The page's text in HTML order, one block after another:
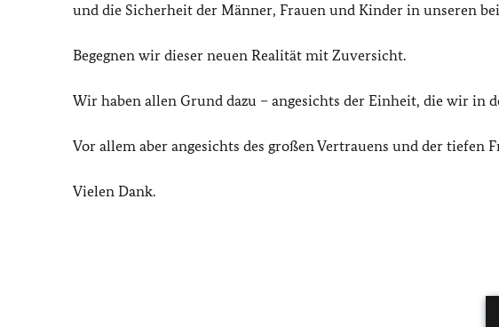
und die Sicherheit der Männer, Frauen und Kinder in unseren
Begegnen wir dieser neuen Realität mit Zuversicht.
Wir haben allen Grund dazu – angesichts der Einheit, die wir in
Vor allem aber angesichts des großen Vertrauens und der tiefen
Vielen Dank.